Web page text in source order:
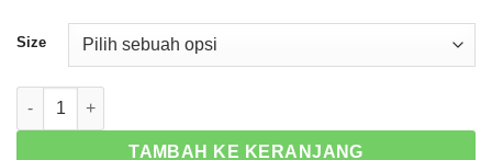
Size
Kuantitas Helm Scorpion Exo Combat 2 Lord - Matt Black Silver
TAMBAH KE KERANJANG